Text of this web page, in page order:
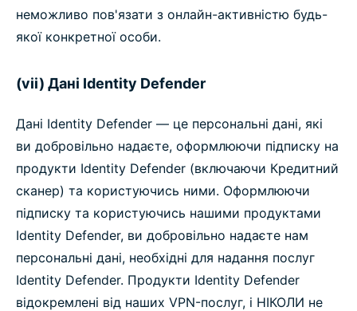
неможливо пов'язати з онлайн-активністю будь-
якої конкретної особи.
(vii) Дані Identity Defender
Дані Identity Defender — це персональні дані, які
ви добровільно надаєте, оформлюючи підписку на
продукти Identity Defender (включаючи Кредитний
сканер) та користуючись ними. Оформлюючи
підписку та користуючись нашими продуктами
Identity Defender, ви добровільно надаєте нам
персональні дані, необхідні для надання послуг
Identity Defender. Продукти Identity Defender
відокремлені від наших VPN-послуг, і НІКОЛИ не